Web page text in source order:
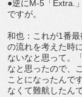
●逆にM-5「Extra.
ですが。
和也：これが1番
の流れを考えた時
ないなと思って。
なと思ったので、
ことになったんで
なくて難航したん